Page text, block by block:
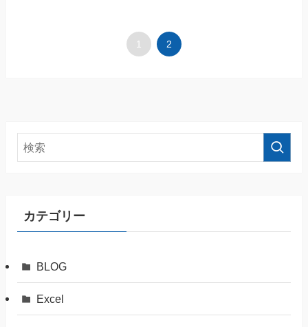
1 2
カテゴリー
BLOG
Excel